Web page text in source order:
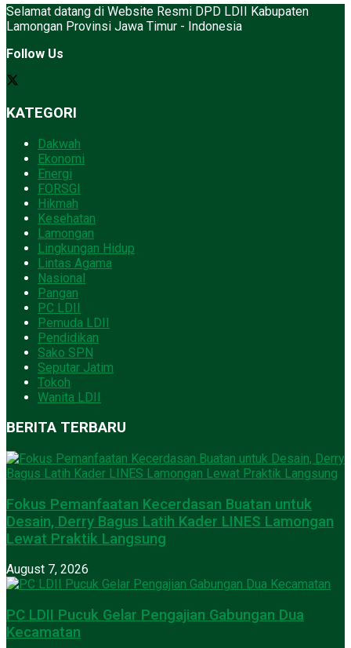
Selamat datang di Website Resmi DPD LDII Kabupaten
Lamongan Provinsi Jawa Timur - Indonesia
Follow Us
KATEGORI
Dakwah
Ekonomi
Energi
FORSGI
Hikmah
Kesehatan
Lamongan
Lingkungan Hidup
Lintas Agama
Nasional
Pangan
PC LDII
Pemuda LDII
Pendidikan
Sako SPN
Seputar Jatim
Tokoh
Wanita LDII
BERITA TERBARU
Fokus Pemanfaatan Kecerdasan Buatan untuk
Desain, Derry Bagus Latih Kader LINES Lamongan
Lewat Praktik Langsung
August 7, 2026
PC LDII Pucuk Gelar Pengajian Gabungan Dua
Kecamatan